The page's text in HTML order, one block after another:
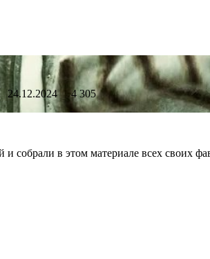
24.12.2024
4 305
собрали в этом материале всех своих